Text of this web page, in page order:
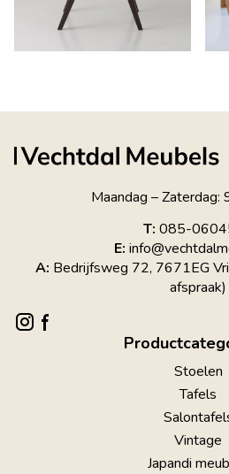
Maandag – Zaterdag:
T: 085-
E:
A: Bedrijfsweg 72, 7671EG
afspraak)
Stoelen
Tafels
Vintage
Japandi